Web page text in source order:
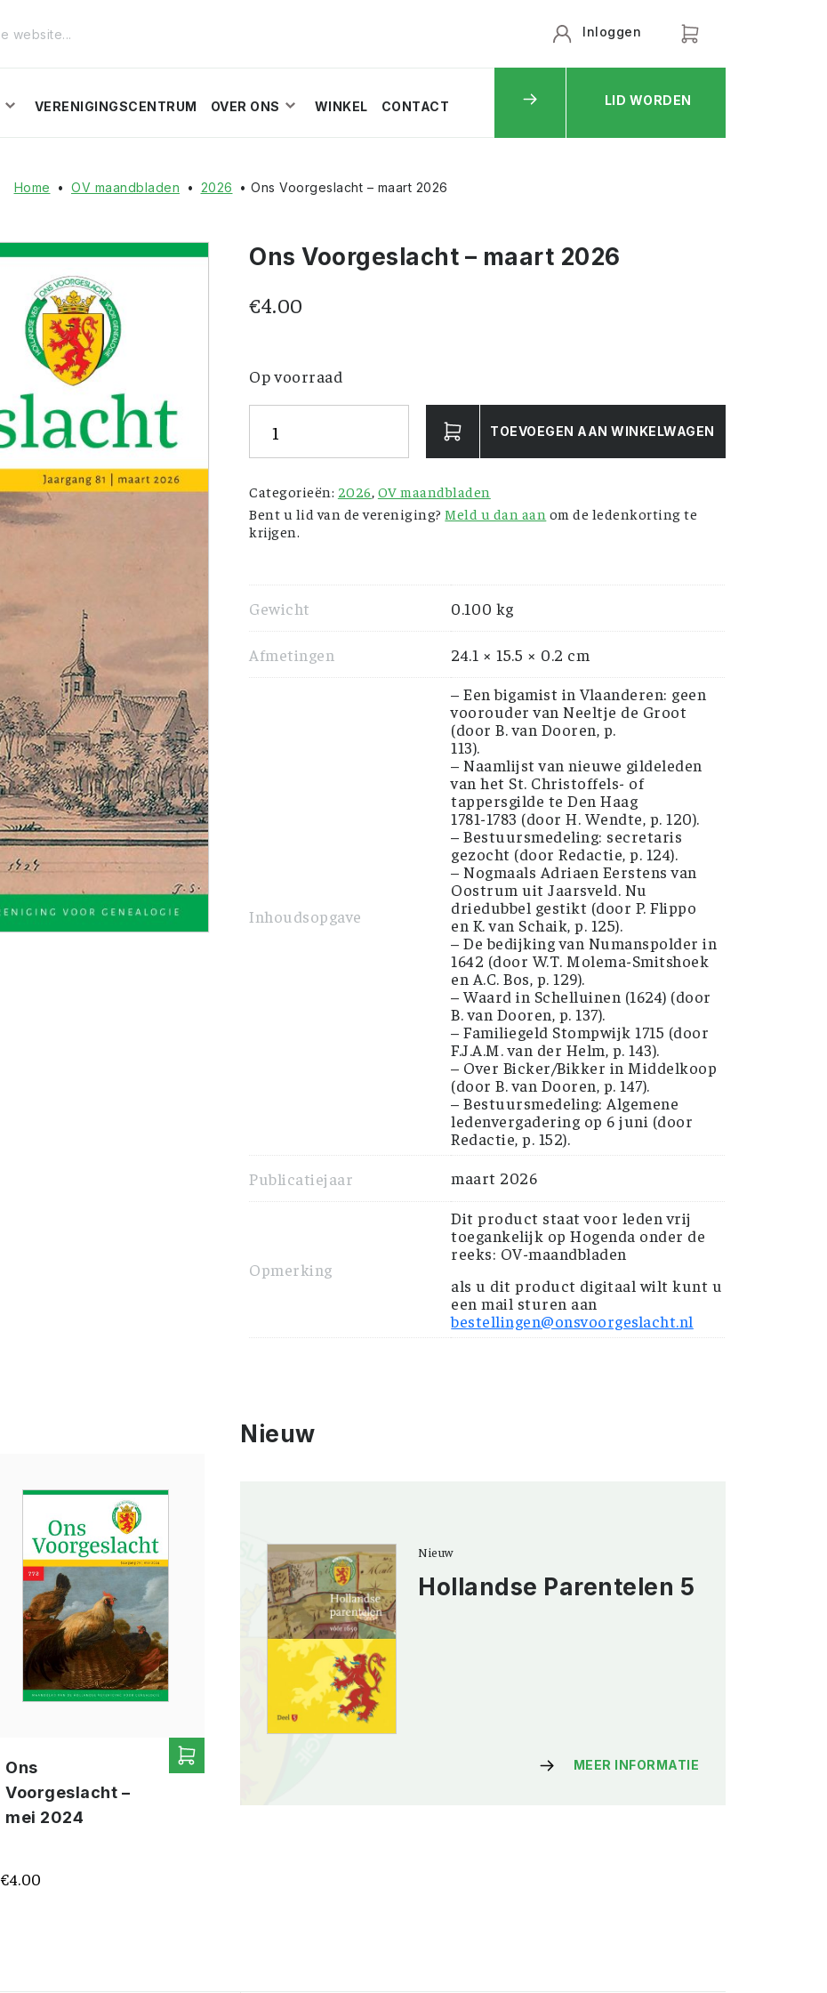
VERENIGINGSCENTRUM OVER ONS WINKEL CONTACT
Inloggen
LID WORDEN
Home • OV maandbladen • 2026 • Ons Voorgeslacht – maart 2026
Ons Voorgeslacht – maart 2026
€4.00
Op voorraad
Voorgeslacht
maart
2026
TOEVOEGEN AAN WINKELWAGEN
Categorieën: 2026, OV maandbladen
Bent u lid van de vereniging?Meld u dan aan om de ledenkorting te
krijgen.
Gewicht 0.100 kg
Afmetingen 24.1 × 15.5 × 0.2 cm
Inhoudsopgave
– Een bigamist in Vlaanderen: geen
voorouder van Neeltje de Groot
(door B. van Dooren, p.
113).
– Naamlijst van nieuwe gildeleden
van het St. Christoffels- of
tappersgilde te Den Haag
1781-1783 (door H. Wendte, p. 120).
– Bestuursmedeling: secretaris
gezocht (door Redactie, p. 124).
– Nogmaals Adriaen Eerstens van
Oostrum uit Jaarsveld. Nu
driedubbel gestikt (door P. Flippo
en K. van Schaik, p. 125).
– De bedijking van Numanspolder in
1642 (door W.T. Molema-Smitshoek
en A.C. Bos, p. 129).
– Waard in Schelluinen (1624) (door
B. van Dooren, p. 137).
– Familiegeld Stompwijk 1715 (door
F.J.A.M. van der Helm, p. 143).
– Over Bicker/Bikker in Middelkoop
(door B. van Dooren, p. 147).
– Bestuursmedeling: Algemene
ledenvergadering op 6 juni (door
Redactie, p. 152).
Publicatiejaar
maart 2026
Opmerking
Dit product staat voor leden vrij
toegankelijk op Hogenda onder de
reeks: OV-maandbladen
als u dit product digitaal wilt kunt u
een mail sturen aan
bestellingen@onsvoorgeslacht.nl
Ons
Voorgeslacht –
mei 2024
€4.00
Nieuw
Nieuw
Hollandse Parentelen 5
MEER INFORMATIE